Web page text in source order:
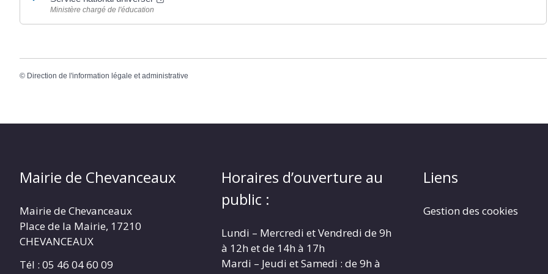
Ministère chargé de l'éducation
© Direction de l'information légale et administrative
Mairie de Chevanceaux
Mairie de Chevanceaux
Place de la Mairie, 17210
CHEVANCEAUX
Tél : 05 46 04 60 09
Horaires d’ouverture au
public :
Lundi – Mercredi et Vendredi de 9h
à 12h et de 14h à 17h
Mardi – Jeudi et Samedi : de 9h à
Liens
Gestion des cookies